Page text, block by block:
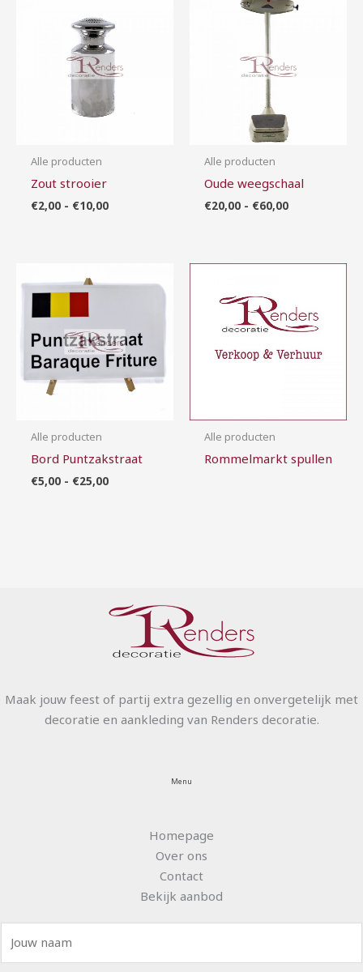
Alle producten
Zout strooier
€2,00 - €10,00
tot
€10,00
Alle producten
Oude weegschaal
€20,00 - €60,00
€20,00
Alle producten
Bord Puntzakstraat
€5,00 - €25,00
€5,00
Alle producten
Rommelmarkt spullen
Maak jouw feest of partij extra gezellig en onvergetelijk met
decoratie en aankleding van Renders decoratie.
Menu
Homepage
Over ons
Contact
Bekijk aanbod